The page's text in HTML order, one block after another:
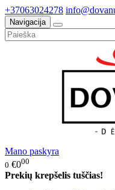
+37063024278
Navigacija
Mano paskyra
0 €000
Prekių krepšelis tuščias!